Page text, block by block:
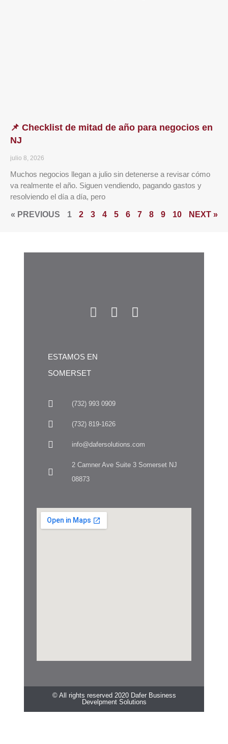
📌 Checklist de mitad de año para negocios en
NJ
julio 8, 2026
Muchos negocios llegan a julio sin detenerse a revisar cómo
va realmente el año. Siguen vendiendo, pagando gastos y
resolviendo el día a día, pero
« PREVIOUS 1 2 3 4 5 6 7 8 9 10 NEXT »
ESTAMOS EN
SOMERSET
(732) 993 0909
(732) 819-1626
info@dafersolutions.com
2 Camner Ave Suite 3 Somerset NJ
08873
© All rights reserved 2020 Dafer Business
Develpment Solutions